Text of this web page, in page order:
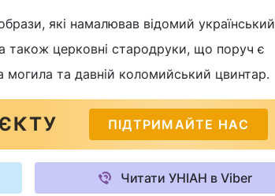
які намалював відомий український
також церковні стародруки, що поруч є
могила та давній коломийський цвинтар.
ПІДТРИМАЙТЕ НАС
Читати УНІАН в Viber